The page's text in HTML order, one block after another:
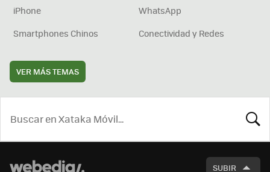
iPhone
WhatsApp
Smartphones Chinos
Conectividad y Redes
VER MÁS TEMAS
SUBIR